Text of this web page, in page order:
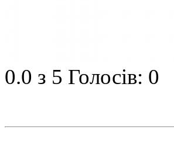
0.0 з 5 Голосів: 0